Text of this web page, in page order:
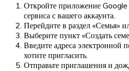
Откройте приложение
сервиса с вашего аккаунта.
Перейдите в раздел «Семья»
Выберите пункт «Создать
Введите адреса электронной
хотите пригласить.
Отправьте приглашения и